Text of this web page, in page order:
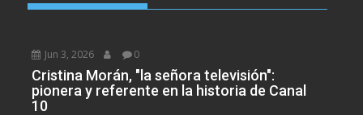
Jun 3, 2026 0
Cristina Morán, "la señora televisión":
pionera y referente en la historia de Canal
10